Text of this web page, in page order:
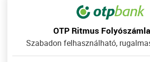
OTP Ritmus
Szabadon felhasználható,